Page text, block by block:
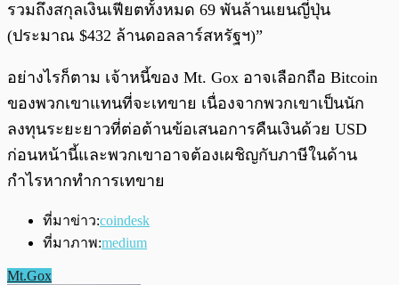
รวมถึงสกุลเงินเฟียตทั้งหมด 69 พันล้านเยนญี่ปุ่น
(ประมาณ $432 ล้านดอลลาร์สหรัฐฯ)”
อย่างไรก็ตาม เจ้าหนี้ของ Mt. Gox อาจเลือกถือ Bitcoin
ของพวกเขาแทนที่จะเทขาย เนื่องจากพวกเขาเป็นนัก
ลงทุนระยะยาวที่ต่อต้านข้อเสนอการคืนเงินด้วย USD
ก่อนหน้านี้และพวกเขาอาจต้องเผชิญกับภาษีในด้าน
กำไรหากทำการเทขาย
ที่มาข่าว:coindesk
ที่มาภาพ:medium
Mt.Gox